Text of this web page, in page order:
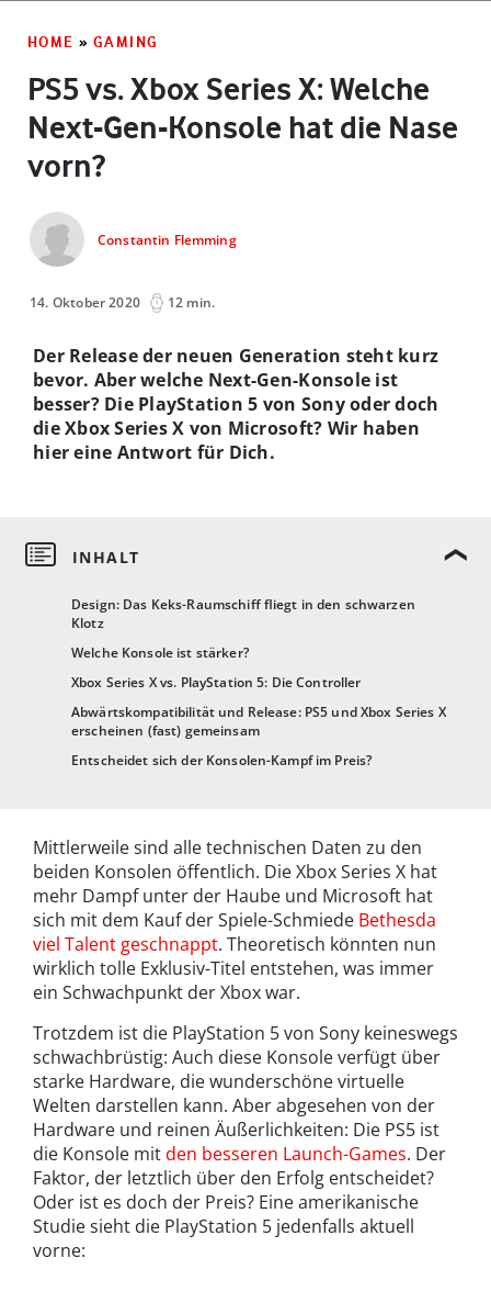
HOME » GAMING
PS5 vs. Xbox Series X: Welche
Next-Gen-Konsole hat die Nase
vorn?
Constantin Flemming
14. Oktober 2020 12 min.
Design: Das Keks-Raumschiff fliegt in den schwarzen
Klotz
Welche Konsole ist stärker?
Xbox Series X vs. PlayStation 5: Die Controller
Abwärtskompatibilität und Release: PS5 und Xbox Series X
erscheinen (fast) gemeinsam
Entscheidet sich der Konsolen-Kampf im Preis?
Der Release der neuen Generation steht kurz
bevor. Aber welche Next-Gen-Konsole ist
besser? Die PlayStation 5 von Sony oder doch
die Xbox Series X von Microsoft? Wir haben
hier eine Antwort für Dich.
Mittlerweile sind alle technischen Daten zu den
beiden Konsolen öffentlich. Die Xbox Series X hat
mehr Dampf unter der Haube und Microsoft hat
sich mit dem Kauf der Spiele-Schmiede Bethesda
viel Talent geschnappt. Theoretisch könnten nun
wirklich tolle Exklusiv-Titel entstehen, was immer
ein Schwachpunkt der Xbox war.
Trotzdem ist die PlayStation 5 von Sony keineswegs
schwachbrüstig: Auch diese Konsole verfügt über
starke Hardware, die wunderschöne virtuelle
Welten darstellen kann. Aber abgesehen von der
Hardware und reinen Äußerlichkeiten: Die PS5 ist
die Konsole mitden besseren Launch-Games. Der
Faktor, der letztlich über den Erfolg entscheidet?
Oder ist es doch der Preis? Eine amerikanische
Studie sieht die PlayStation 5 jedenfalls aktuell
vorne: